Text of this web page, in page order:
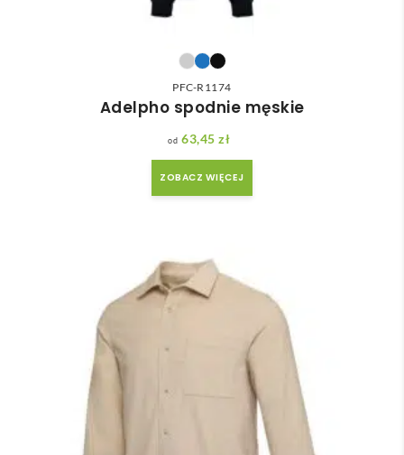
PFC-R1174
Adelpho spodnie męskie
63,45zł
ZOBACZ WIĘCEJ